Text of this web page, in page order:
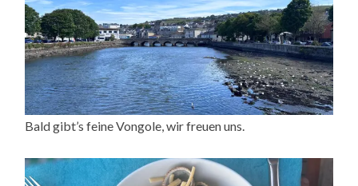
Bald gibt’s feine Vongole, wir freuen uns.